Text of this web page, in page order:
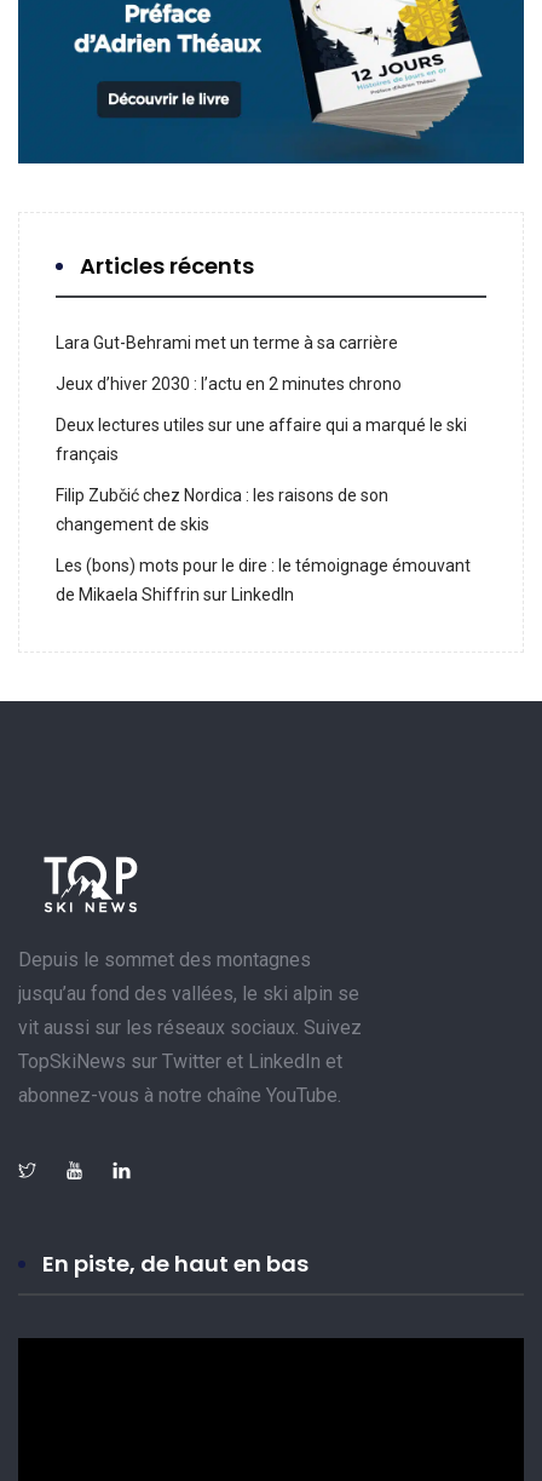
Articles récents
Lara Gut-Behrami met un terme à sa carrière
Jeux d’hiver 2030 : l’actu en 2 minutes chrono
Deux lectures utiles sur une affaire qui a marqué le ski
français
Filip Zubčić chez Nordica : les raisons de son
changement de skis
Les (bons) mots pour le dire : le témoignage émouvant
de Mikaela Shiffrin sur LinkedIn
Depuis le sommet des montagnes
jusqu’au fond des vallées, le ski alpin se
vit aussi sur les réseaux sociaux. Suivez
TopSkiNews sur Twitter et LinkedIn et
abonnez-vous à notre chaîne YouTube.
En piste, de haut en bas